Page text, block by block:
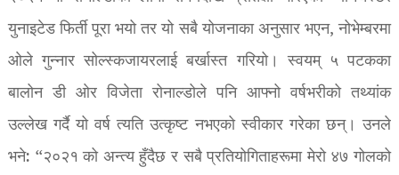
युनाइटेड फिर्ती पूरा भयो तर यो सबै योजनाका अनुसार भएन, नोभेम्बरमा
ओले गुन्नार सोल्स्कजायरलाई बर्खास्त गरियो। स्वयम् ५ पटकका
बालोन डी ओर विजेता रोनाल्डोले पनि आफ्नो वर्षभरीको तथ्यांक
उल्लेख गर्दै यो वर्ष त्यति उत्कृष्ट नभएको स्वीकार गरेका छन्। उनले
भने: “२०२१ को अन्त्य हुँदैछ र सबै प्रतियोगिताहरूमा मेरो ४७ गोलको